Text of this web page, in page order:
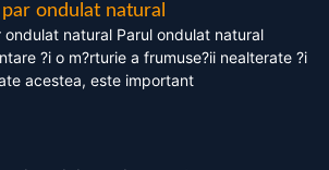
ondulat natural
natural Parul ondulat natural
?i o m?rturie a frumuse?ii nealterate ?i
acestea, este important